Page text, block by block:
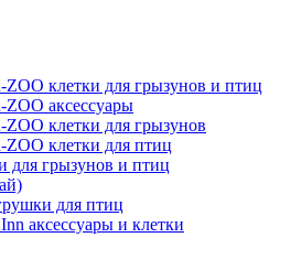
клетки для грызунов и птиц
аксессуары
клетки для грызунов
клетки для птиц
для грызунов и птиц
для птиц
аксессуары и клетки